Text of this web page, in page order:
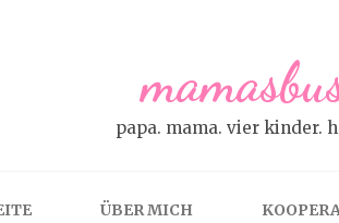
papa. mama. vier kinder.
ÜBER MICH